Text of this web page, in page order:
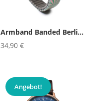
Armband Banded Berlin Wonderland...
34,90€
Angebot!